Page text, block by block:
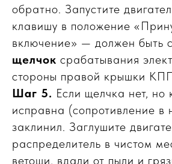
обратно. Запустите
клавишу в положение
включение» — должен быть
щелчок срабатывания
стороны правой крышки
Шаг 5. Если щелчка нет, но
исправна (сопротивление
заклинил. Заглушите
распределитель в чистом
ветоши, вдали от пыли и